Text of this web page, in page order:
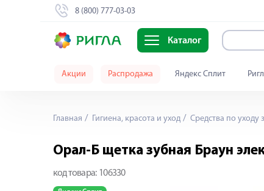
8 (800) 777-03-03
Каталог
Акции Распродажа Яндекс Сплит
Главная Гигиена, красота и уход Средства по уходу
Орал-Б щетка зубная Браун
код товара: 106330